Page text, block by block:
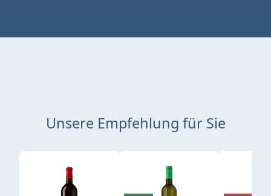
Unsere Empfehlung für Sie
Produktgalerie überspringen